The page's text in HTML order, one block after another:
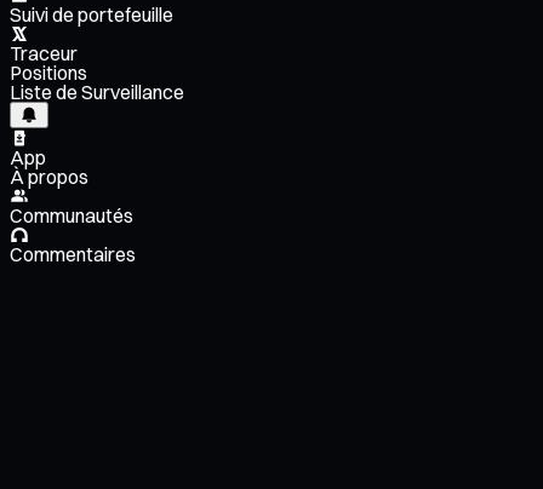
Suivi de portefeuille
Traceur
Positions
Liste de Surveillance
App
À propos
Communautés
Commentaires